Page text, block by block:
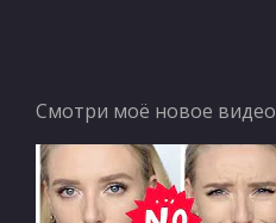
Смотри моё новое видео